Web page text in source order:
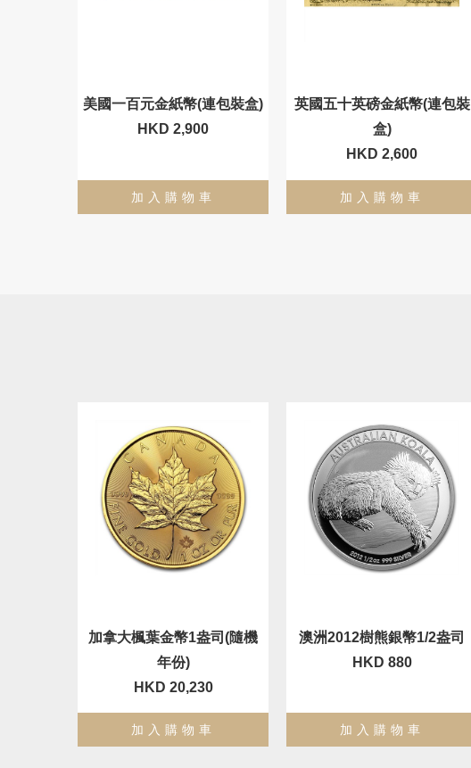
美國一百元金紙幣(連包裝盒)
HKD 2,900
加入購物車
英國五十英磅金紙幣(連包裝
盒)
HKD 2,600
加入購物車
加拿大楓葉金幣1盎司(隨機
年份)
HKD 20,230
加入購物車
澳洲2012樹熊銀幣1/2盎司
HKD 880
加入購物車